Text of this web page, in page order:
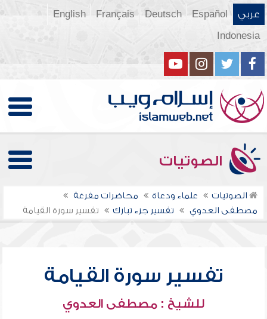
عربي Español
Deutsch
Français
English
Indonesia
الصوتيات
الصوتيات علماء ودعاة
محاضرات مفرغة
مصطفى العدوي
تفسير جزء تبارك تفسير سورة القيامة
تفسير سورة القيامة
للشيخ : مصطفى العدوي